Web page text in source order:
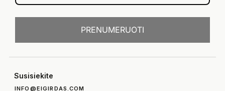
PRENUMERUOTI
Susisiekite
INFO@EIGIRDAS.COM